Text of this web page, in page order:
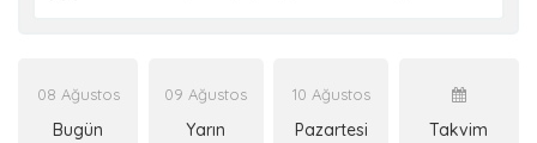
08 Ağustos
Bugün
09 Ağustos
Yarın
10 Ağustos
Pazartesi Takvim